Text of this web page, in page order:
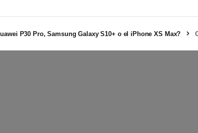
P30 Pro, Samsung Galaxy S10+ o el iPhone XS Max?